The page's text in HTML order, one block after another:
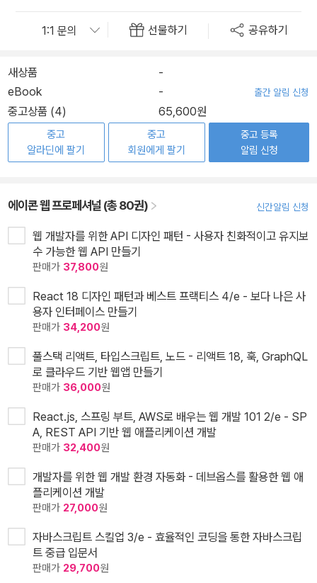
선물하기 공유하기
새상품
-
eBook
- 출간 알림 신청
중고상품 (4) 65,600원
중고
알라딘에 팔기
중고
회원에게 팔기
중고 등록
알림 신청
에이콘 웹 프로페셔널 (총 80권) 신간알림 신청
웹 개발자를 위한 API 디자인 패턴 - 사용자 친화적이고 유지보
수 가능한 웹 API 만들기
판매가 37,800원
React 18 디자인 패턴과 베스트 프랙티스 4/e - 보다 나은 사
용자 인터페이스 만들기
판매가 34,200원
풀스택 리액트, 타입스크립트, 노드 - 리액트 18, 훅, GraphQL
로 클라우드 기반 웹앱 만들기
판매가 36,000원
React.js, 스프링 부트, AWS로 배우는 웹 개발 101 2/e - SP
A, REST API 기반 웹 애플리케이션 개발
판매가 32,400원
개발자를 위한 웹 개발 환경 자동화 - 데브옵스를 활용한 웹 애
플리케이션 개발
판매가 27,000원
자바스크립트 스킬업 3/e - 효율적인 코딩을 통한 자바스크립
트 중급 입문서
판매가 29,700원